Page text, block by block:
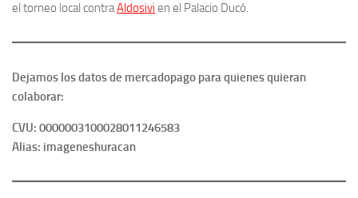
el torneo local contraAldosivi en el Palacio Ducó.
Dejamos los datos de mercadopago para quienes quieran
colaborar:
CVU: 0000003100028011246583
Alias: imageneshuracan